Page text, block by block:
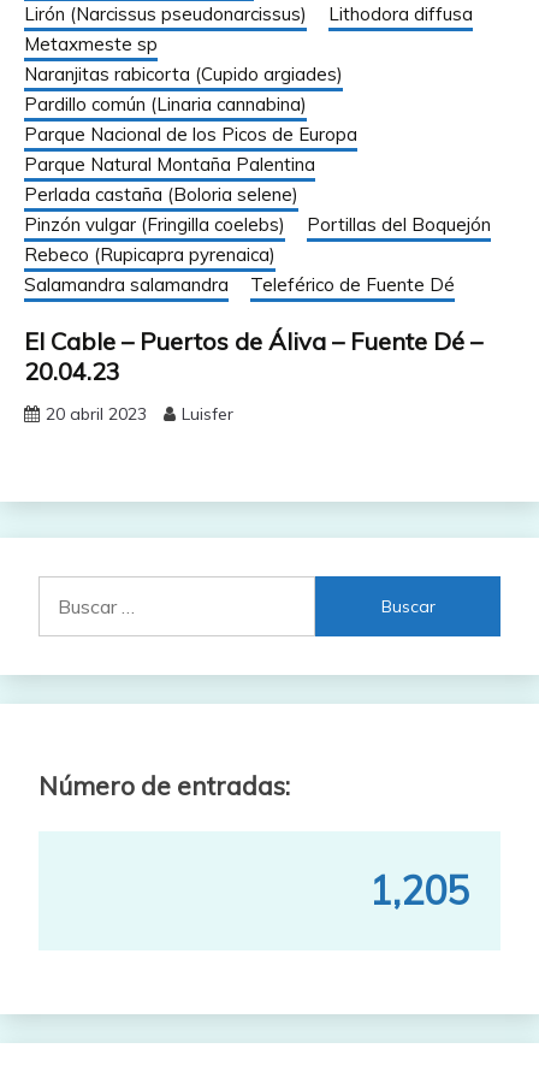
Lirón (Narcissus pseudonarcissus)
Lithodora diffusa
Metaxmeste sp
Naranjitas rabicorta (Cupido argiades)
Pardillo común (Linaria cannabina)
Parque Nacional de los Picos de Europa
Parque Natural Montaña Palentina
Perlada castaña (Boloria selene)
Pinzón vulgar (Fringilla coelebs)
Portillas del Boquejón
Rebeco (Rupicapra pyrenaica)
Salamandra salamandra
Teleférico de Fuente Dé
El Cable – Puertos de Áliva – Fuente Dé –
20.04.23
20 abril 2023 Luisfer
Número de entradas:
1,205